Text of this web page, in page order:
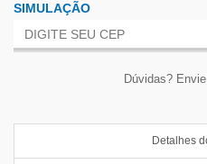
SIMULAÇÃO
Dúvidas?
Detalhes